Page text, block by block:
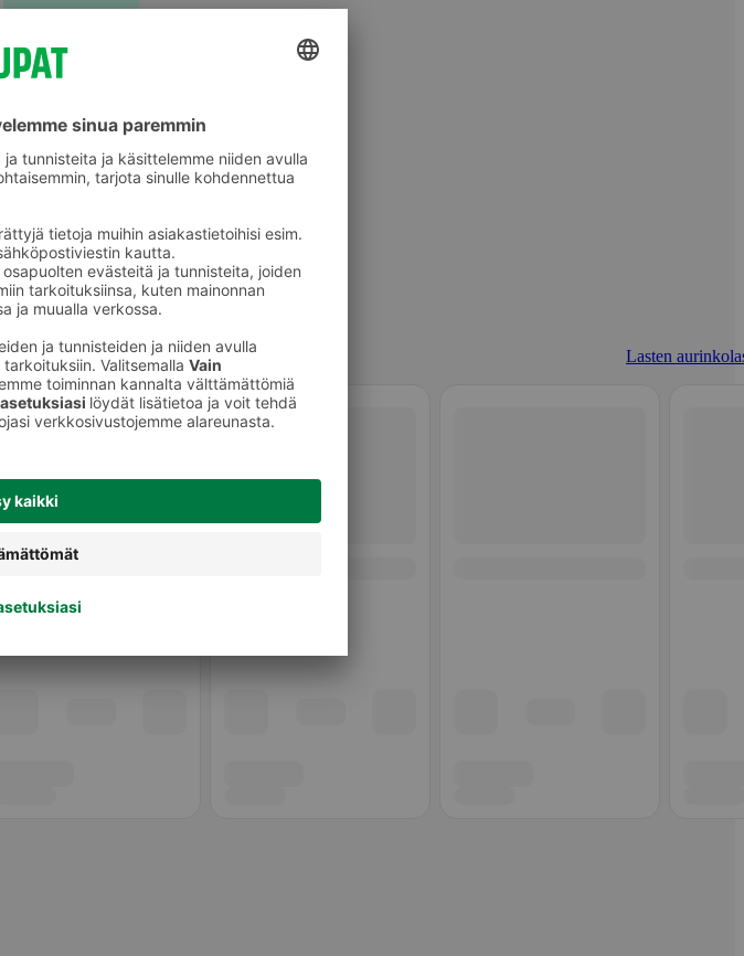
Lasten